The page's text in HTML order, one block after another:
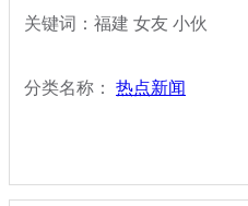
关键词：福建 女友 小伙
分类名称： 热点新闻